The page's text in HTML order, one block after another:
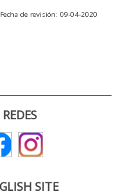
Fecha de revisión: 09-04-2020
SITE